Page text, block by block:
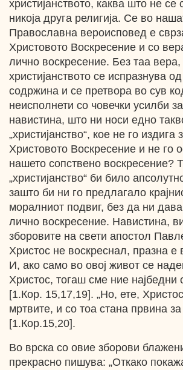
христијанството, каква што не се
никоја друга религија. Се во
Православна вероисповед е
Христовото Воскресение и co
лично воскресение. Без таа вера,
христијанството се испразнува
содржина и се претвора во сув
неисполнети со човечки усилби
навистина, што ни носи едно
„христијанство“, кое не го издига
Христовото Воскресение и не го
нашето сопствено воскресение?
„христијанство“ би било
зашто би ни го предлагало
моралниот подвиг, без да ни
лично воскресение. Навистина,
зборовите на свети апостол
Христос не воскреснал, празна е
И, ако само во овој живот се
Христос, тогаш сме ние најбедни
[1.Кор. 15,17,19]. „Но, ете,
мртвите, и со тоа стана првина за
[1.Кор.15,20].
Во врска со овие зборови
прекрасно пишува: „Откако